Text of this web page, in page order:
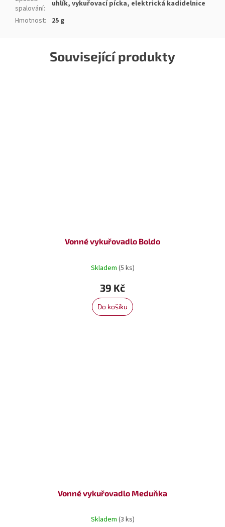
Související produkty
Vonné vykuřovadlo Boldo
Skladem (5 ks)
39 Kč
Do košíku
Vonné vykuřovadlo Meduňka
Skladem (3 ks)
spalování:
uhlík, vykuřovací pícka, elektrická kadidelnice
Hmotnost: 25 g